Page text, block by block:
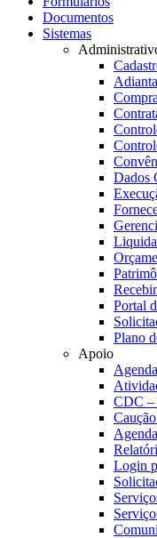
Documentos
Sistemas
Dados
Portal
Plano
Apoio
CDC –
Login